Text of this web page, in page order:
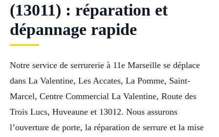
(13011) : réparation et
dépannage rapide
Notre service de serrurerie à 11e Marseille se déplace
dans La Valentine, Les Accates, La Pomme, Saint-
Marcel, Centre Commercial La Valentine, Route des
Trois Lucs, Huveaune et 13012. Nous assurons
l’ouverture de porte, la réparation de serrure et la mise